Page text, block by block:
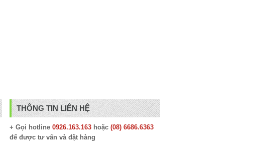
THÔNG TIN LIÊN HỆ
+ Gọi hotline 0926.163.163 hoặc (08) 6686.6363
để được tư vấn và đặt hàng